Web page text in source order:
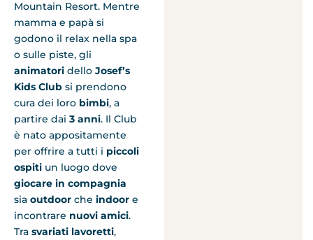
Mountain Resort. Mentre
mamma e papà si
godono il relax nella spa
o sulle piste, gli
animatori dello Josef’s
Kids Club si prendono
cura dei loro bimbi, a
partire dai 3 anni. Il Club
è nato appositamente
per offrire a tutti i piccoli
ospiti un luogo dove
giocare in compagnia
sia outdoor che indoor e
incontrare nuovi amici.
Tra svariati lavoretti,